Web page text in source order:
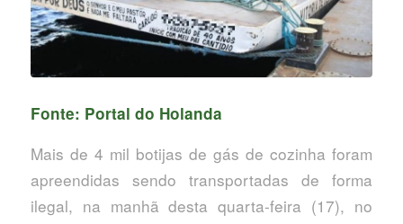
Fonte: Portal do Holanda
Mais de 4 mil botijas de gás de cozinha foram
apreendidas sendo transportadas de forma
ilegal, na manhã desta quarta-feira (17), no